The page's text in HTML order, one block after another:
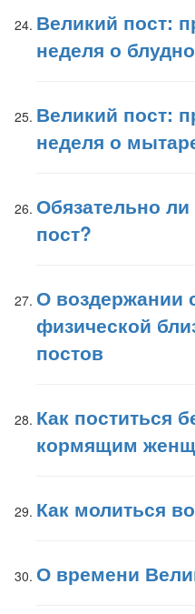
Великий пост:
неделя о
Великий пост:
неделя о
Обязательно
пост?
О воздержании
физической
постов
Как поститься
кормящим
Как молиться
О времени